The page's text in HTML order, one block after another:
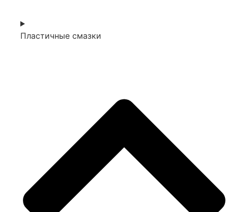
Пластичные смазки